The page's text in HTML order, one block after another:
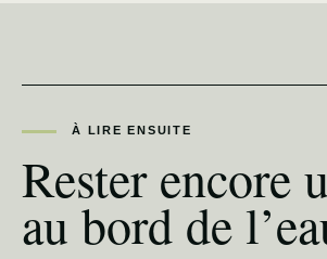
À LIRE ENSUITE
Rester encore
au bord de